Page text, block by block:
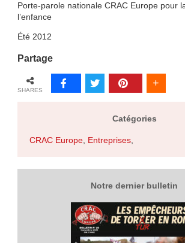
Porte-parole nationale CRAC Europe pour
l’enfance
Été 2012
Partage
SHARES
Catégories
CRAC Europe, Entreprises,
Notre dernier bulletin